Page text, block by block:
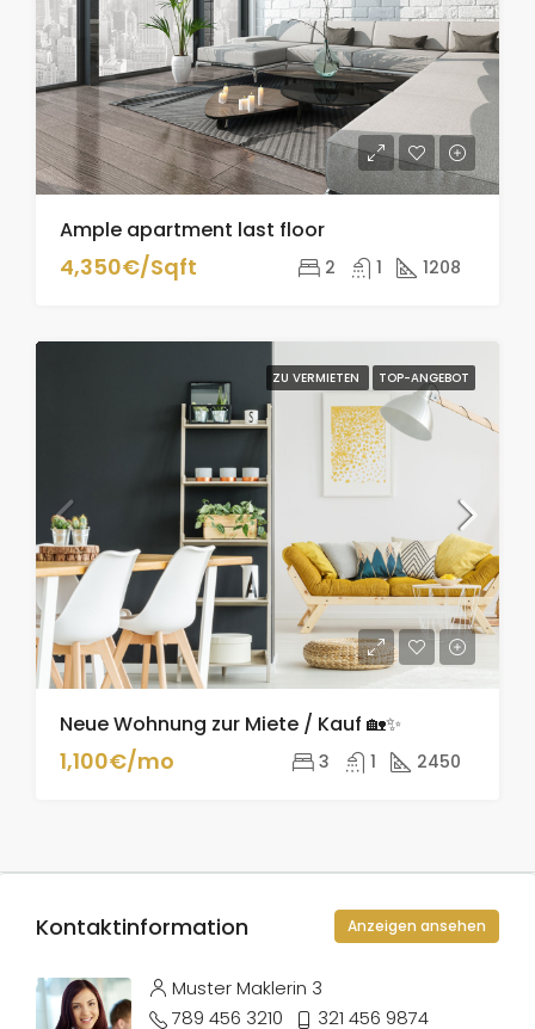
Ample apartment last floor
4,350€/Sqft 2 1 1208
ZU VERMIETEN TOP-ANGEBOT
Neue Wohnung zur Miete / Kauf 🏡✨
1,100€/mo 3 1 2450
Kontaktinformation Anzeigen ansehen
Muster Maklerin 3
789 456 3210
321 456 9874